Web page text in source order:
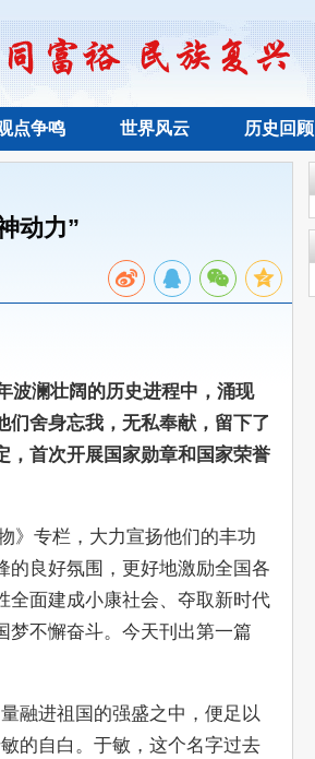
点争鸣 世界风云 历史回顾
动力”
波澜壮阔的历史进程中，涌现
们舍身忘我，无私奉献，留下了
，首次开展国家勋章和国家荣誉
专栏，大力宣扬他们的丰功
的良好氛围，更好地激励全国各
全面建成小康社会、夺取新时代
梦不懈奋斗。今天刊出第一篇
融进祖国的强盛之中，便足以
的自白。于敏，这个名字过去